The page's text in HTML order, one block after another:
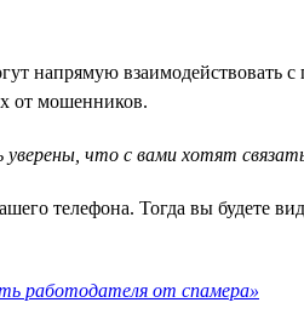
напрямую взаимодействовать
от мошенников.
что с вами хотят
телефона. Тогда вы будете
работодателя от спамера»